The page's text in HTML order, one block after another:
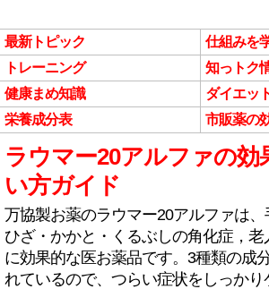
最新トピック
仕組みを
トレーニング
知っトク
健康まめ知識
ダイエッ
栄養成分表
市販薬の
ラウマー20アルファの効
い方ガイド
万協製お薬のラウマー20アルファは、
ひざ・かかと・くるぶしの角化症，
に効果的な医お薬品です。3種類の成
れているので、つらい症状をしっかり